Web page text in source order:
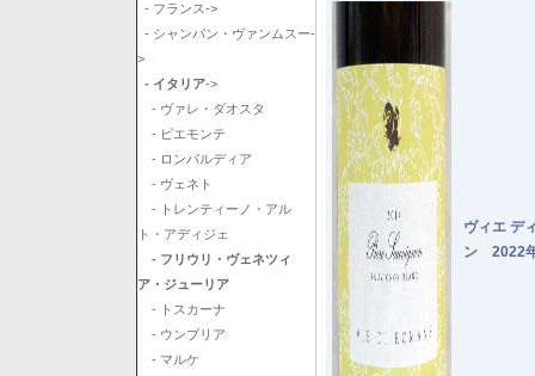
- フランス->
- シャンパン・ヴァンムスー-
>
- イタリア->
- ヴァレ・ダオスタ
- ピエモンテ
- ロンバルディア
- ヴェネト
- トレンティーノ・アル
ト・アディジェ
- フリウリ・ヴェネツィ
ア・ジューリア
- トスカーナ
- ウンブリア
- マルケ
ヴィエ デ
ン 2022